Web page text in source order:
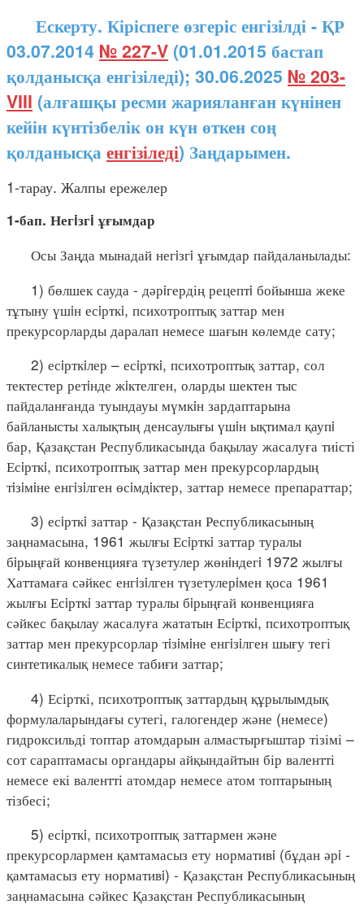
Ескерту. Кіріспеге өзгеріс енгізілді - ҚР
03.07.2014 № 227-V (01.01.2015 бастап
қолданысқа енгізіледі); 30.06.2025 № 203-
VIII (алғашқы ресми жарияланған күнінен
кейін күнтізбелік он күн өткен соң
қолданысқа енгізіледі) Заңдарымен.
1-тарау. Жалпы ережелер
1-бап. Негiзгi ұғымдар
Осы Заңда мынадай негiзгi ұғымдар пайдаланылады:
1) бөлшек сауда - дәрiгердің рецептi бойынша жеке
тұтыну үшiн есiрткi, психотроптық заттар мен
прекурсорларды даралап немесе шағын көлемде сату;
2) есiрткiлер – есiрткi, психотроптық заттар, сол
тектестер ретiнде жiктелген, оларды шектен тыс
пайдаланғанда туындауы мүмкiн зардаптарына
байланысты халықтың денсаулығы үшiн ықтимал қаупi
бар, Қазақстан Республикасында бақылау жасалуға тиісті
Есiрткi, психотроптық заттар мен прекурсорлардың
тiзiмiне енгiзiлген өсiмдiктер, заттар немесе препараттар;
3) есiрткi заттар - Қазақстан Республикасының
заңнамасына, 1961 жылғы Есiрткi заттар туралы
бiрыңғай конвенцияға түзетулер жөнiндегi 1972 жылғы
Хаттамаға сәйкес енгiзiлген түзетулерiмен қоса 1961
жылғы Есiрткi заттар туралы бiрыңғай конвенцияға
сәйкес бақылау жасалуға жататын Есiрткi, психотроптық
заттар мен прекурсорлар тiзiмiне енгiзiлген шығу тегі
синтетикалық немесе табиғи заттар;
4) Есірткі, психотроптық заттардың құрылымдық
формулаларындағы сутегі, галогендер және (немесе)
гидроксильді топтар атомдарын алмастырғыштар тізімі –
сот сараптамасы органдары айқындайтын бір валентті
немесе екі валентті атомдар немесе атом топтарының
тізбесі;
5) есiрткi, психотроптық заттармен және
прекурсорлармен қамтамасыз ету нормативi (бұдан әрi -
қамтамасыз ету нормативi) - Қазақстан Республикасының
заңнамасына сәйкес Қазақстан Республикасының